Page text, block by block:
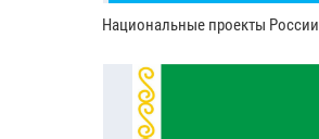
Национальные проекты России